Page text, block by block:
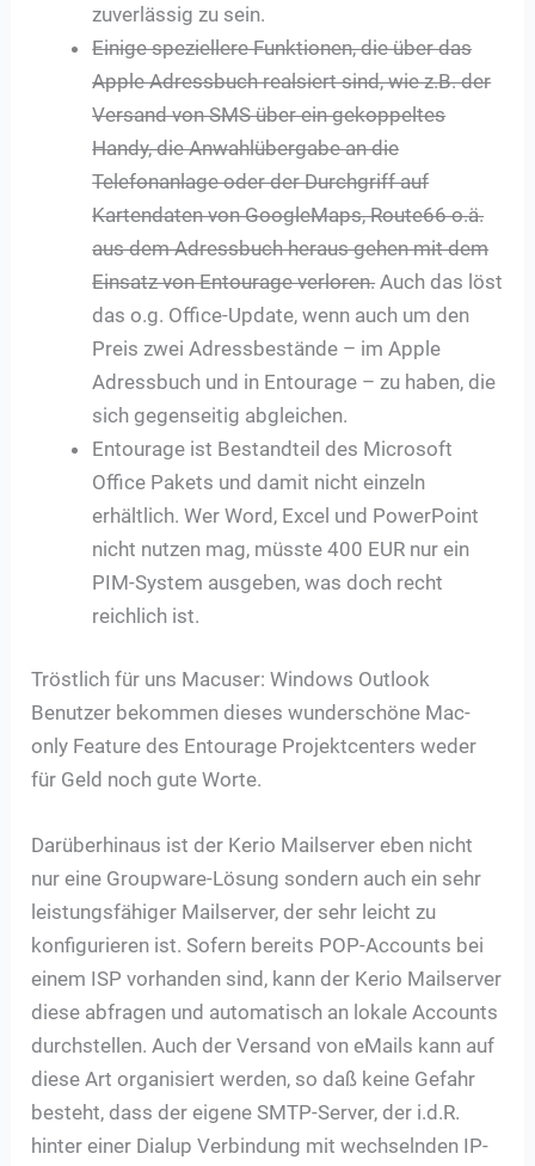
zuverlässig zu sein.
Einige speziellere Funktionen, die über das
Apple Adressbuch realsiert sind, wie z.B. der
Versand von SMS über ein gekoppeltes
Handy, die Anwahlübergabe an die
Telefonanlage oder der Durchgriff auf
Kartendaten von GoogleMaps, Route66 o.ä.
aus dem Adressbuch heraus gehen mit dem
Einsatz von Entourage verloren. Auch das löst
das o.g. Office-Update, wenn auch um den
Preis zwei Adressbestände – im Apple
Adressbuch und in Entourage – zu haben, die
sich gegenseitig abgleichen.
Entourage ist Bestandteil des Microsoft
Office Pakets und damit nicht einzeln
erhältlich. Wer Word, Excel und PowerPoint
nicht nutzen mag, müsste 400 EUR nur ein
PIM-System ausgeben, was doch recht
reichlich ist.
Tröstlich für uns Macuser: Windows Outlook
Benutzer bekommen dieses wunderschöne Mac-
only Feature des Entourage Projektcenters weder
für Geld noch gute Worte.
Darüberhinaus ist der Kerio Mailserver eben nicht
nur eine Groupware-Lösung sondern auch ein sehr
leistungsfähiger Mailserver, der sehr leicht zu
konfigurieren ist. Sofern bereits POP-Accounts bei
einem ISP vorhanden sind, kann der Kerio Mailserver
diese abfragen und automatisch an lokale Accounts
durchstellen. Auch der Versand von eMails kann auf
diese Art organisiert werden, so daß keine Gefahr
besteht, dass der eigene SMTP-Server, der i.d.R.
hinter einer Dialup Verbindung mit wechselnden IP-